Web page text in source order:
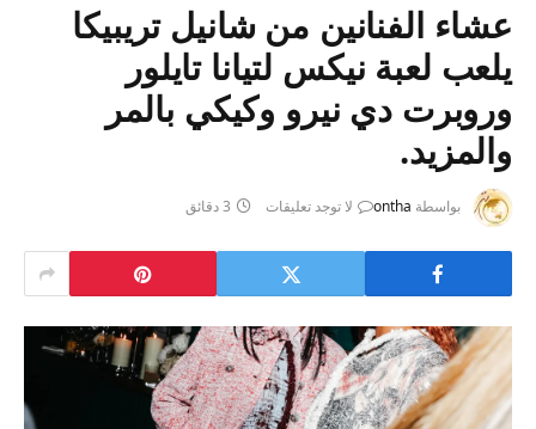
عشاء الفنانين من شانيل تريبيكا
يلعب لعبة نيكس لتيانا تايلور
وروبرت دي نيرو وكيكي بالمر
والمزيد.
بواسطة ontha لا توجد تعليقات 3 دقائق